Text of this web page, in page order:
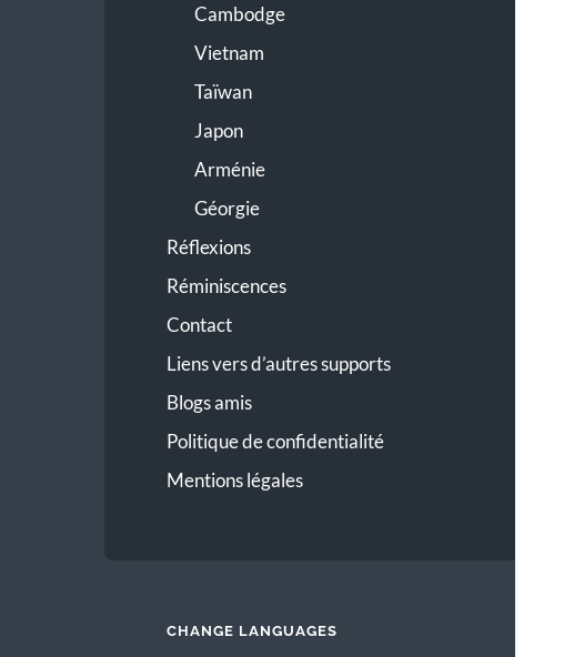
Cambodge
Vietnam
Taïwan
Japon
Arménie
Géorgie
Réflexions
Réminiscences
Contact
Liens vers d’autres supports
Blogs amis
Politique de confidentialité
Mentions légales
CHANGE LANGUAGES